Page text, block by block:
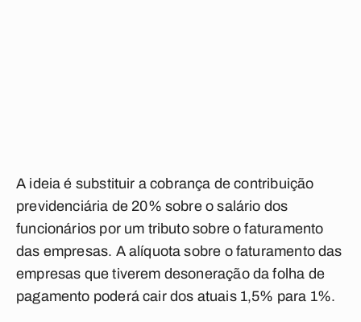
A ideia é substituir a cobrança de contribuição
previdenciária de 20% sobre o salário dos
funcionários por um tributo sobre o faturamento
das empresas. A alíquota sobre o faturamento das
empresas que tiverem desoneração da folha de
pagamento poderá cair dos atuais 1,5% para 1%.